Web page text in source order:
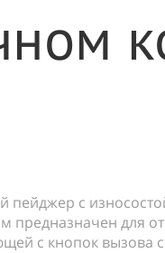
пейджер с
предназначен для
с кнопок вызова